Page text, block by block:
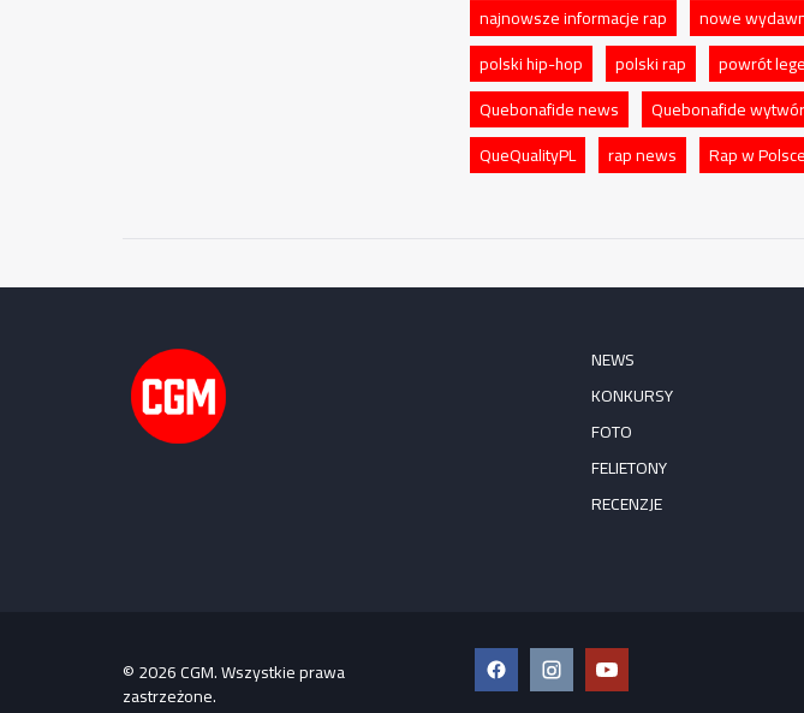
najnowsze informacje rap
nowe
polski hip-hop
polski rap powrót
Quebonafide news
Quebonafide
QueQualityPL
rap news Rap w Polsce
NEWS
KONKURSY
FOTO
FELIETONY
RECENZJE
© 2026 CGM. Wszystkie prawa
zastrzeżone.
FacebookInstagramYouTube